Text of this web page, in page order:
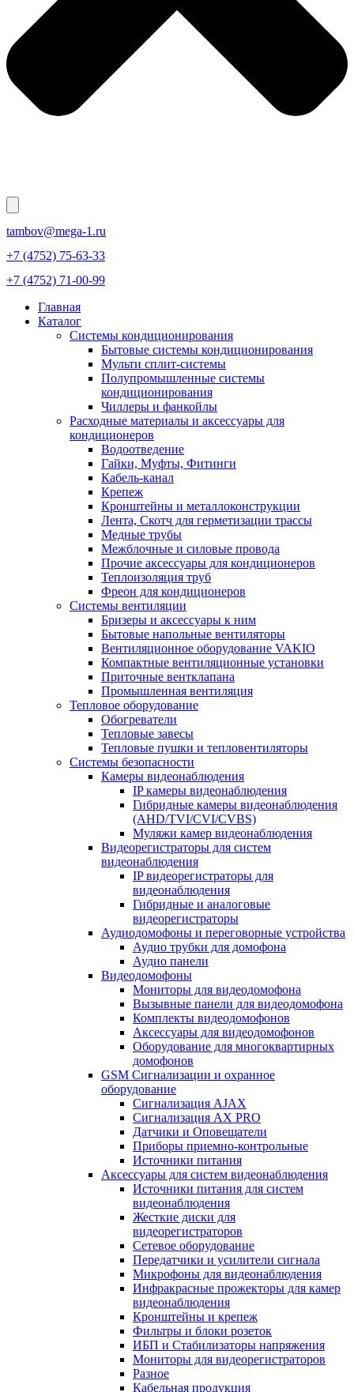
tambov@mega-1.ru
+7 (4752) 75-63-33
+7 (4752) 71-00-99
Главная
Каталог
Системы кондиционирования
Бытовые системы кондиционирования
Мульти сплит-системы
Полупромышленные системы
кондиционирования
Чиллеры и фанкойлы
Расходные материалы и аксессуары для
кондиционеров
Водоотведение
Гайки, Муфты, Фитинги
Кабель-канал
Крепеж
Кронштейны и металлоконструкции
Лента, Скотч для герметизации трассы
Медные трубы
Межблочные и силовые провода
Прочие аксессуары для кондиционеров
Теплоизоляция труб
Фреон для кондиционеров
Системы вентиляции
Бризеры и аксессуары к ним
Бытовые напольные вентиляторы
Вентиляционное оборудование VAKIO
Компактные вентиляционные установки
Приточные вентклапана
Промышленная вентиляция
Тепловое оборудование
Обогреватели
Тепловые завесы
Тепловые пушки и тепловентиляторы
Системы безопасности
Камеры видеонаблюдения
IP камеры видеонаблюдения
Гибридные камеры видеонаблюдения
(AHD/TVI/CVI/CVBS)
Муляжи камер видеонаблюдения
Видеорегистраторы для систем
видеонаблюдения
IP видеорегистраторы для
видеонаблюдения
Гибридные и аналоговые
видеорегистраторы
Аудиодомофоны и переговорные устройства
Аудио трубки для домофона
Аудио панели
Видеодомофоны
Мониторы для видеодомофона
Вызывные панели для видеодомофона
Комплекты видеодомофонов
Аксессуары для видеодомофонов
Оборудование для многоквартирных
домофонов
GSM Сигнализации и охранное
оборудование
Сигнализация AJAX
Сигнализация AX PRO
Датчики и Оповещатели
Приборы приемно-контрольные
Источники питания
Аксессуары для систем видеонаблюдения
Источники питания для систем
видеонаблюдения
Жесткие диски для
видеорегистраторов
Сетевое оборудование
Передатчики и усилители сигнала
Микрофоны для видеонаблюдения
Инфракрасные прожекторы для камер
видеонаблюдения
Кронштейны и крепеж
Фильтры и блоки розеток
ИБП и Стабилизаторы напряжения
Мониторы для видеорегистраторов
Разное
Кабельная продукция